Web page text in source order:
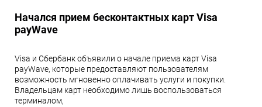
Начался прием бесконтактных карт Visa
payWave
Visa и Сбербанк объявили о начале приема карт Visa
payWave, которые предоставляют пользователям
возможность мгновенно оплачивать услуги и покупки.
Владельцам карт необходимо лишь воспользоваться
терминалом,